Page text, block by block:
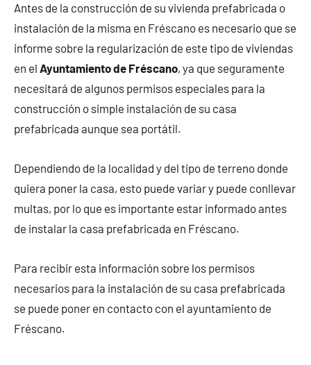
Antes de la construcción de su vivienda prefabricada o
instalación de la misma en Fréscano es necesario que se
informe sobre la regularización de este tipo de viviendas
en el Ayuntamiento de Fréscano, ya que seguramente
necesitará de algunos permisos especiales para la
construcción o simple instalación de su casa
prefabricada aunque sea portátil.
Dependiendo de la localidad y del tipo de terreno donde
quiera poner la casa, esto puede variar y puede conllevar
multas, por lo que es importante estar informado antes
de instalar la casa prefabricada en Fréscano.
Para recibir esta información sobre los permisos
necesarios para la instalación de su casa prefabricada
se puede poner en contacto con el ayuntamiento de
Fréscano.